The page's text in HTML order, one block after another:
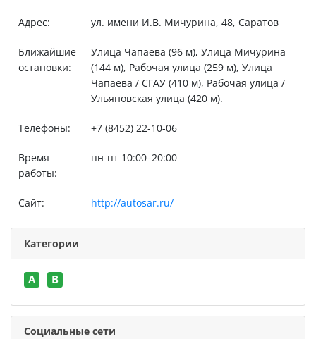
Адрес: ул. имени И.В. Мичурина, 48, Саратов
Ближайшие
остановки:
Улица Чапаева (96 м), Улица Мичурина
(144 м), Рабочая улица (259 м), Улица
Чапаева / СГАУ (410 м), Рабочая улица /
Ульяновская улица (420 м).
Телефоны: +7 (8452) 22-10-06
Время
работы:
пн-пт 10:00–20:00
Сайт: http://autosar.ru/
Категории
A B
Социальные сети